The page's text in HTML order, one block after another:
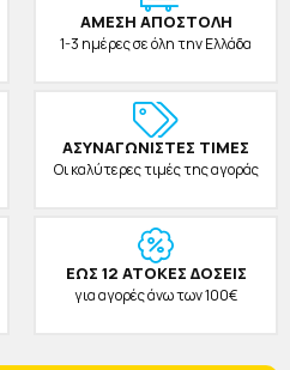
ΑΜΕΣΗ ΑΠΟΣΤΟΛΗ
1-3 ημέρες σε όλη την Ελλάδα
ΑΣΥΝΑΓΩΝΙΣΤΕΣ ΤΙΜΕΣ
Οι καλύτερες τιμές της αγοράς
ΕΩΣ 12 ΑΤΟΚΕΣ ΔΟΣΕΙΣ
για αγορές άνω των 100€